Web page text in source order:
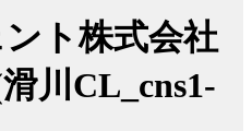
ト株式会社
川CL_cns1-